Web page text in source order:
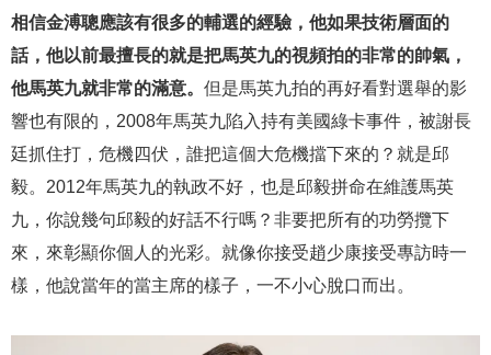
相信金溥聰應該有很多的輔選的經驗，他如果技術層面的
話，他以前最擅長的就是把馬英九的視頻拍的非常的帥氣，
他馬英九就非常的滿意。 但是馬英九拍的再好看對選舉的影
響也有限的，2008年馬英九陷入持有美國綠卡事件，被謝長
廷抓住打，危機四伏，誰把這個大危機擋下來的？就是邱
毅。2012年馬英九的執政不好，也是邱毅拼命在維護馬英
九，你說幾句邱毅的好話不行嗎？非要把所有的功勞攬下
來，來彰顯你個人的光彩。就像你接受趙少康接受專訪時一
樣，他說當年的當主席的樣子，一不小心脫口而出。